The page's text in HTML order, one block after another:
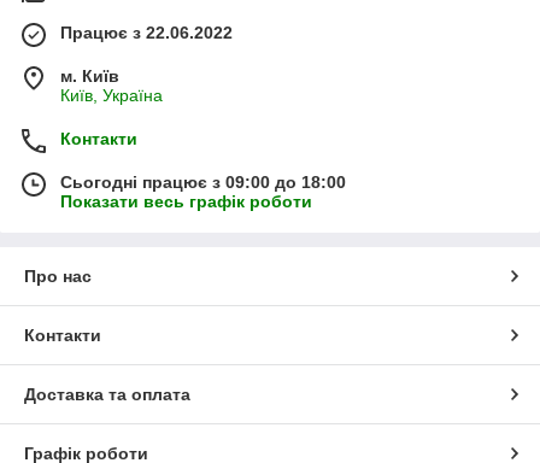
Працює з 22.06.2022
м. Київ
Київ, Україна
Контакти
Сьогодні працює з 09:00 до 18:00
Показати весь графік роботи
Про нас
Контакти
Доставка та оплата
Графік роботи